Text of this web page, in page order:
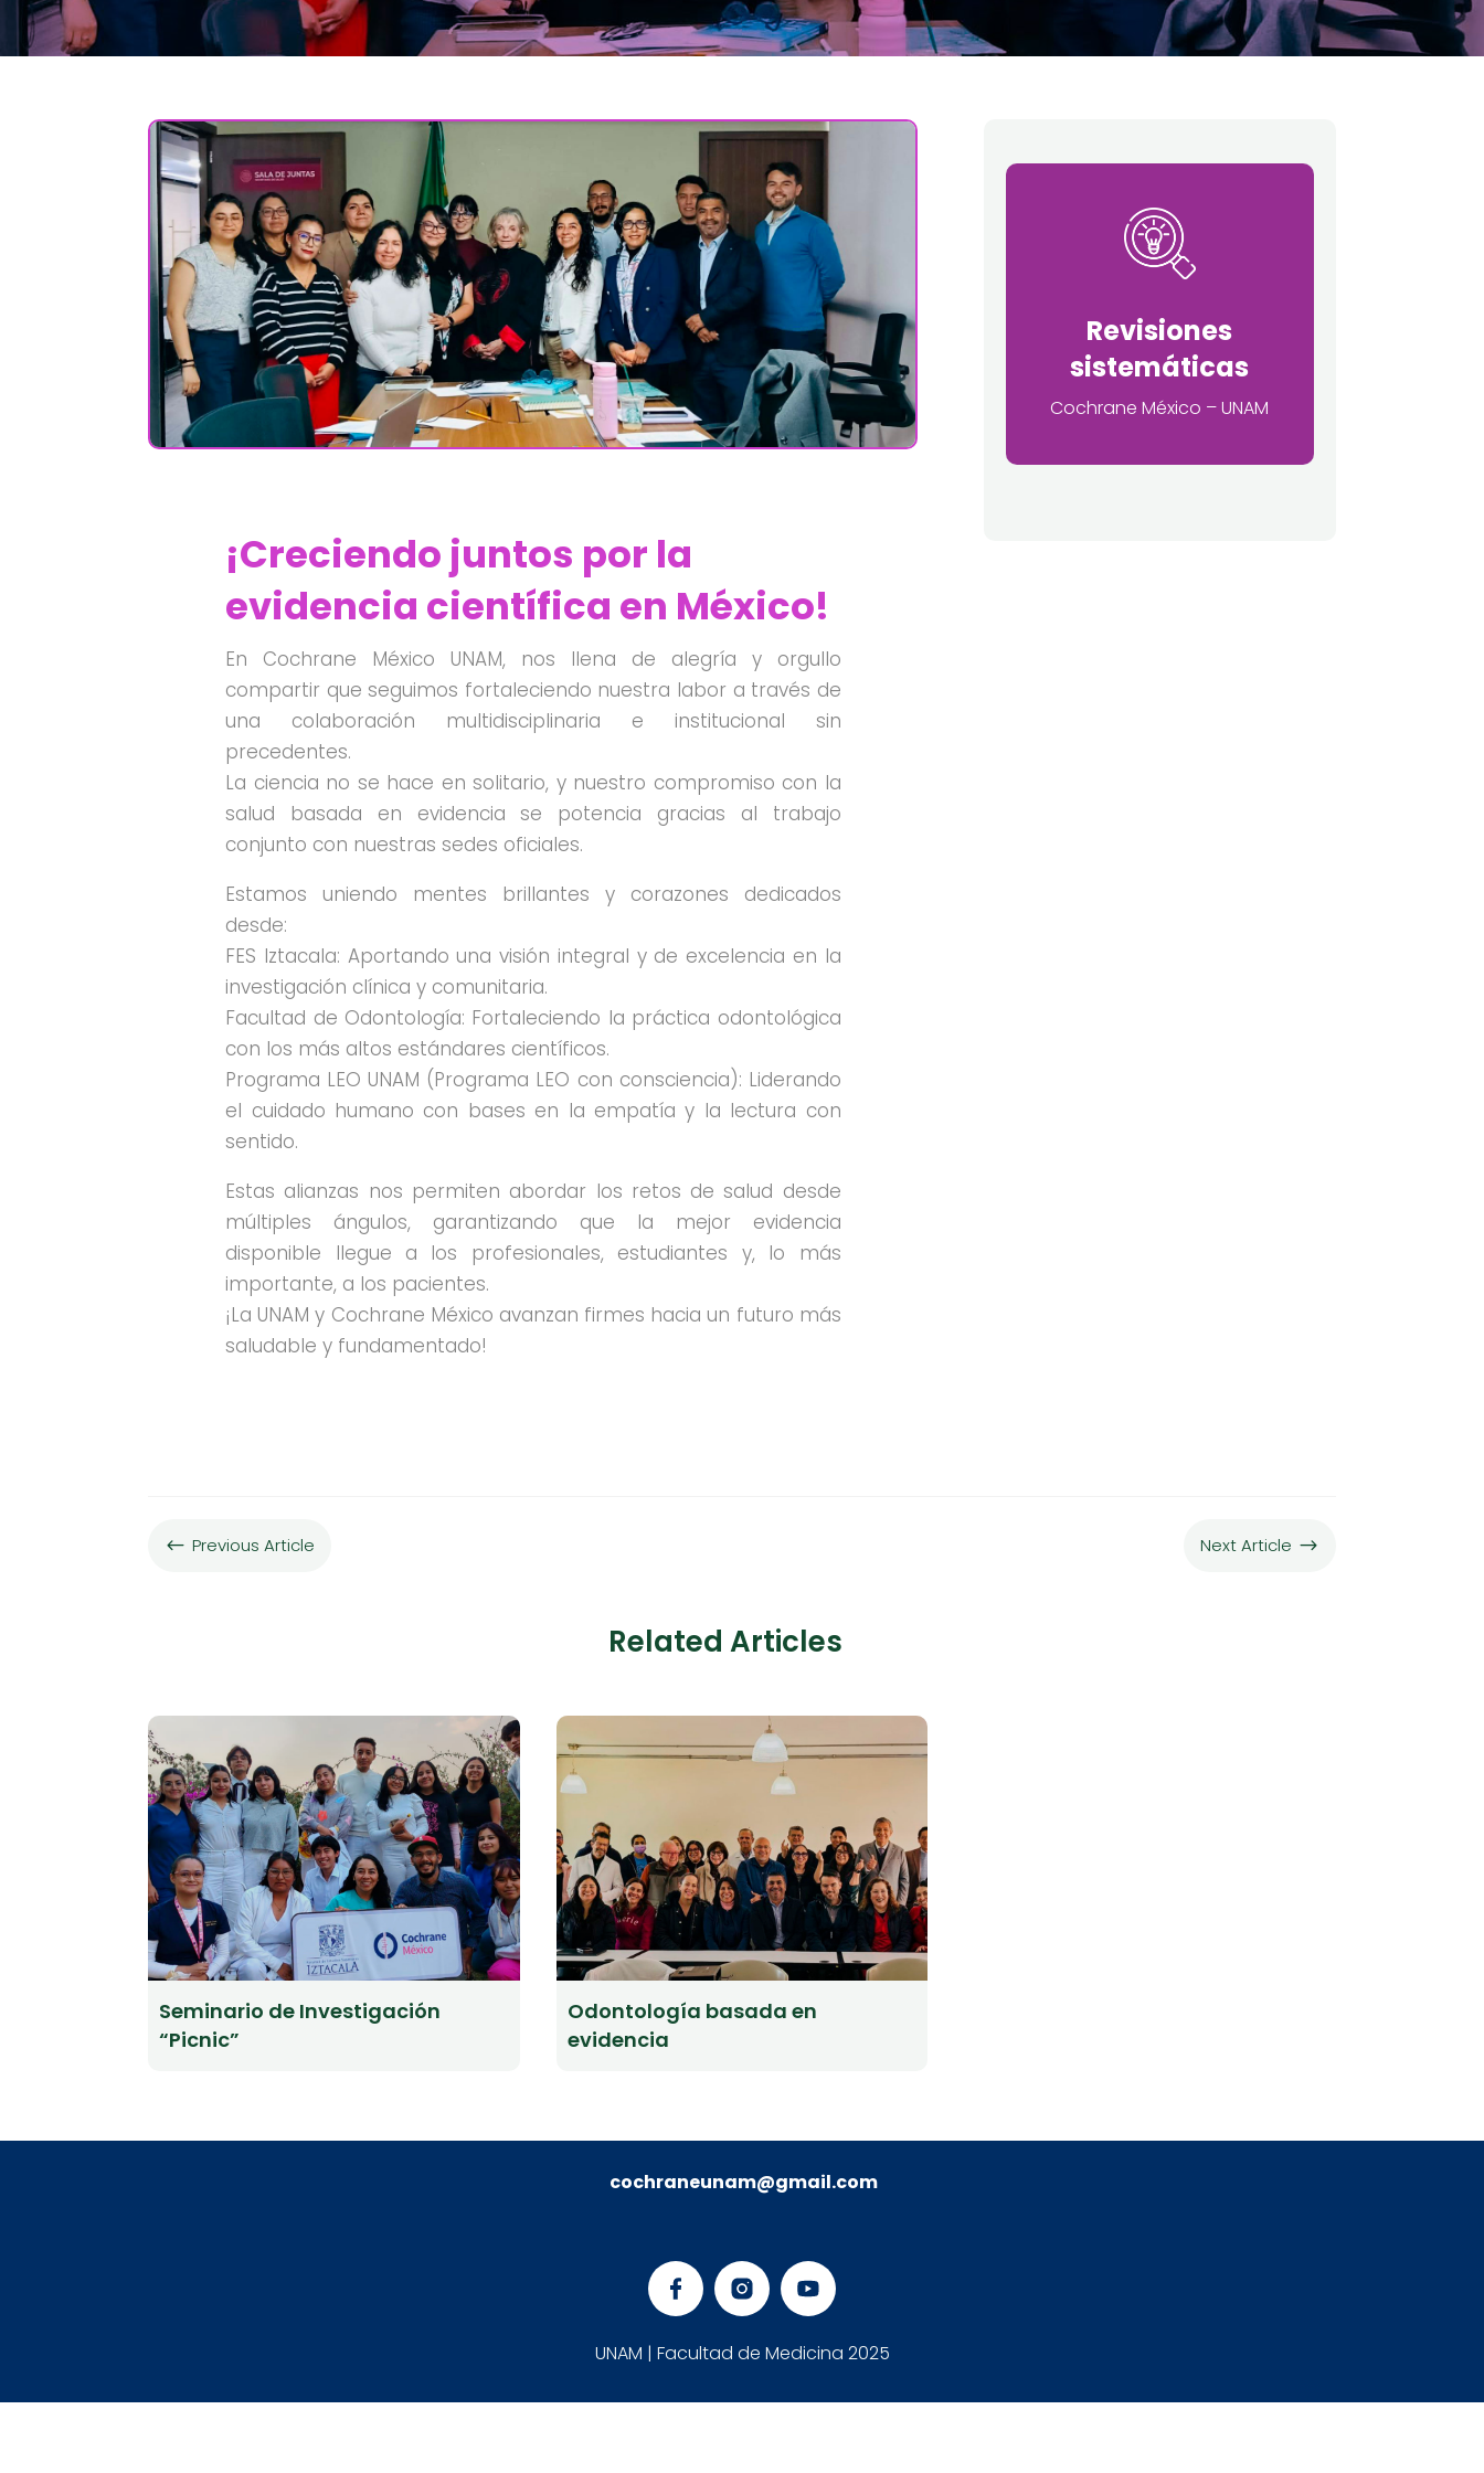
¡Creciendo juntos por la
evidencia científica en México!
En Cochrane México UNAM, nos llena de alegría y orgullo
compartir que seguimos fortaleciendo nuestra labor a través de
una colaboración multidisciplinaria e institucional sin
precedentes.
La ciencia no se hace en solitario, y nuestro compromiso con la
salud basada en evidencia se potencia gracias al trabajo
conjunto con nuestras sedes oficiales.
Estamos uniendo mentes brillantes y corazones dedicados
desde:
FES Iztacala: Aportando una visión integral y de excelencia en la
investigación clínica y comunitaria.
Facultad de Odontología: Fortaleciendo la práctica odontológica
con los más altos estándares científicos.
Programa LEO UNAM (Programa LEO con consciencia): Liderando
el cuidado humano con bases en la empatía y la lectura con
sentido.
Estas alianzas nos permiten abordar los retos de salud desde
múltiples ángulos, garantizando que la mejor evidencia
disponible llegue a los profesionales, estudiantes y, lo más
importante, a los pacientes.
¡La UNAM y Cochrane México avanzan firmes hacia un futuro más
saludable y fundamentado!
Revisiones
sistemáticas
Cochrane México – UNAM
# Previous Article Next Article $
Related Articles
Seminario de Investigación
“Picnic”
Odontología basada en
evidencia
cochraneunam@gmail.com
UNAM | Facultad de Medicina 2025